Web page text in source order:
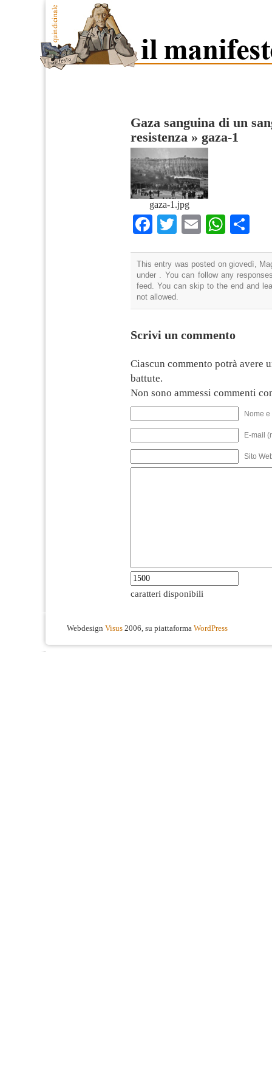
Gaza sanguina di un
resistenza » gaza-1
gaza-1.jpg
Facebook
TwitterEmail
This entry was posted on giovedì,
under . You can follow any
feed. You can skip to the end and
not allowed.
Scrivi un commento
Ciascun commento potrà avere
battute.
Non sono ammessi commenti
Nome
E-mail
Sito
caratteri disponibili
Webdesign Visus 2006, su piattaforma WordPress